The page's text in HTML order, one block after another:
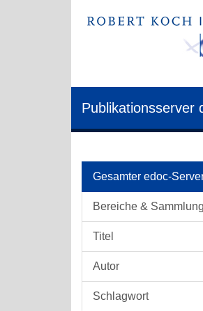
Publikationsserver
Gesamter edoc-
Bereiche &
Titel
Autor
Schlagwort